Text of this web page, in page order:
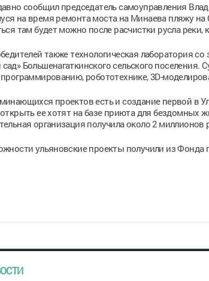
сообщил председатель самоуправления
на время ремонта моста на Минаева пляжу на
там будет можно после расчистки русла реки,
также технологическая лаборатория
Большенагаткинского сельского поселения.
робототехнике, 3D-
проектов есть и создание первой в
ее хотят на базе приюта для бездомных
организация получила около 2 миллионов
ульяновские проекты получили из Фонда